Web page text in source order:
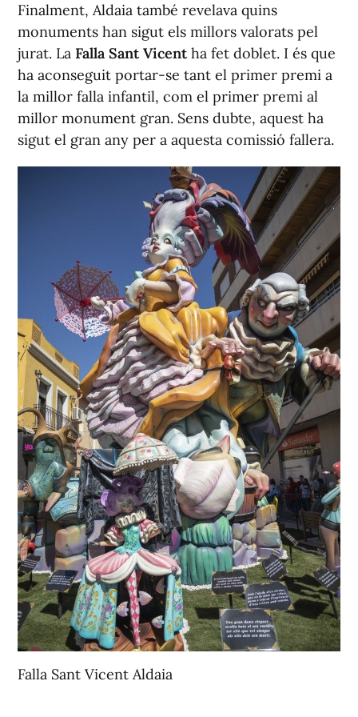
Finalment, Aldaia també revelava quins
monuments han sigut els millors valorats pel
jurat. La Falla Sant Vicentha fet doblet. I és que
ha aconseguit portar-se tant el primer premi a
la millor falla infantil, com el primer premi al
millor monument gran. Sens dubte, aquest ha
sigut el gran any per a aquesta comissió fallera.
Falla Sant Vicent Aldaia